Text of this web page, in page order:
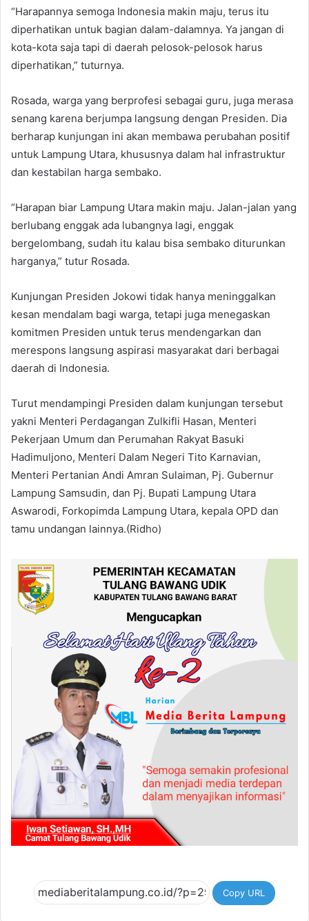
“Harapannya semoga Indonesia makin maju, terus itu
diperhatikan untuk bagian dalam-dalamnya. Ya jangan di
kota-kota saja tapi di daerah pelosok-pelosok harus
diperhatikan,” tuturnya.
Rosada, warga yang berprofesi sebagai guru, juga merasa
senang karena berjumpa langsung dengan Presiden. Dia
berharap kunjungan ini akan membawa perubahan positif
untuk Lampung Utara, khususnya dalam hal infrastruktur
dan kestabilan harga sembako.
“Harapan biar Lampung Utara makin maju. Jalan-jalan yang
berlubang enggak ada lubangnya lagi, enggak
bergelombang, sudah itu kalau bisa sembako diturunkan
harganya,” tutur Rosada.
Kunjungan Presiden Jokowi tidak hanya meninggalkan
kesan mendalam bagi warga, tetapi juga menegaskan
komitmen Presiden untuk terus mendengarkan dan
merespons langsung aspirasi masyarakat dari berbagai
daerah di Indonesia.
Turut mendampingi Presiden dalam kunjungan tersebut
yakni Menteri Perdagangan Zulkifli Hasan, Menteri
Pekerjaan Umum dan Perumahan Rakyat Basuki
Hadimuljono, Menteri Dalam Negeri Tito Karnavian,
Menteri Pertanian Andi Amran Sulaiman, Pj. Gubernur
Lampung Samsudin, dan Pj. Bupati Lampung Utara
Aswarodi, Forkopimda Lampung Utara, kepala OPD dan
tamu undangan lainnya.(Ridho)
Copy URL